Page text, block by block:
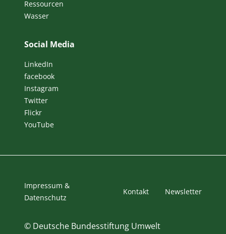
Ressourcen
Wasser
Social Media
LinkedIn
facebook
Instagram
Twitter
Flickr
YouTube
© Deutsche Bundesstiftung Umwelt
Impressum &
Datenschutz
Kontakt Newsletter